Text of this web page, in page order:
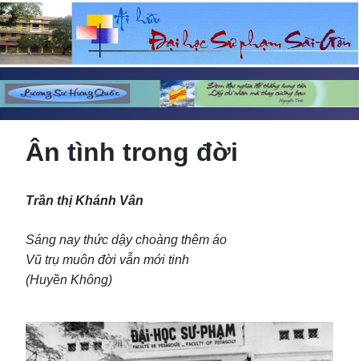
Ân tình trong đời
Trần thị Khánh Vân
Sáng nay thức dậy choàng thêm áo
Vũ trụ muôn đời vẫn mới tinh
(Huyền Không)